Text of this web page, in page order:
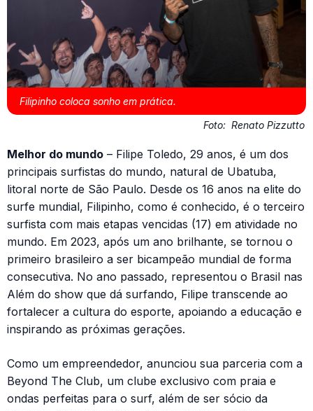
Filipinho coloca sonho em prática.
Foto: Renato Pizzutto
Melhor do mundo – Filipe Toledo, 29 anos, é um dos
principais surfistas do mundo, natural de Ubatuba,
litoral norte de São Paulo. Desde os 16 anos na elite do
surfe mundial, Filipinho, como é conhecido, é o terceiro
surfista com mais etapas vencidas (17) em atividade no
mundo. Em 2023, após um ano brilhante, se tornou o
primeiro brasileiro a ser bicampeão mundial de forma
consecutiva. No ano passado, representou o Brasil nas
Além do show que dá surfando, Filipe transcende ao
fortalecer a cultura do esporte, apoiando a educação e
inspirando as próximas gerações.
Como um empreendedor, anunciou sua parceria com a
Beyond The Club, um clube exclusivo com praia e
ondas perfeitas para o surf, além de ser sócio da